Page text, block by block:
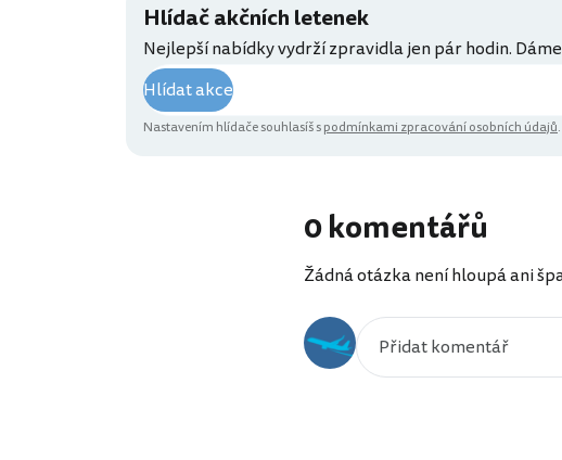
Hlídač akčních letenek
Nejlepší nabídky vydrží zpravidla jen pár hodin.
Hlídat akce
Nastavením hlídače souhlasíš spodmínkami zpracování osobních údajů
0 komentářů
Žádná otázka není hloupá ani